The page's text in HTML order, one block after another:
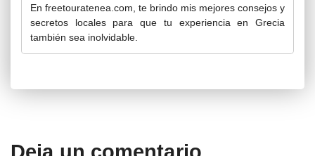
En freetouratenea.com, te brindo mis mejores consejos y
secretos locales para que tu experiencia en Grecia
también sea inolvidable.